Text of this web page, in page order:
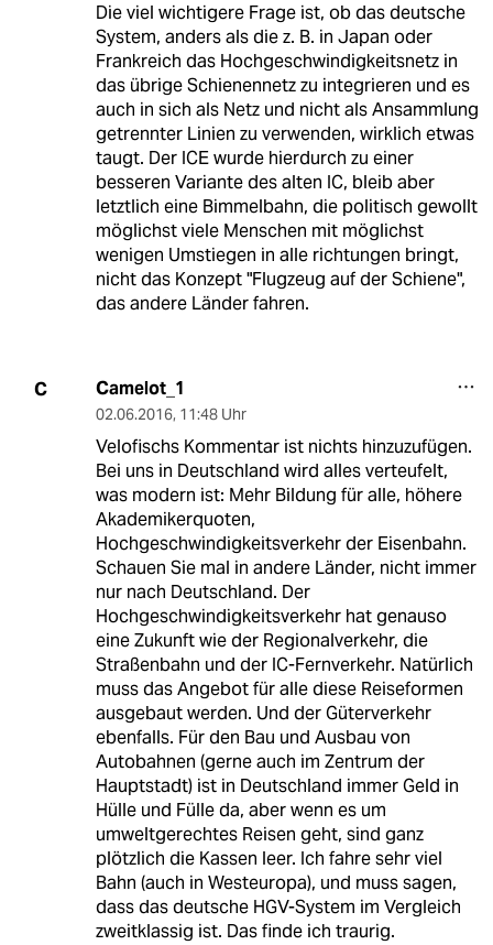
Die viel wichtigere Frage ist, ob das deutsche
System, anders als die z. B. in Japan oder
Frankreich das Hochgeschwindigkeitsnetz in
das übrige Schienennetz zu integrieren und es
auch in sich als Netz und nicht als Ansammlung
getrennter Linien zu verwenden, wirklich etwas
taugt. Der ICE wurde hierdurch zu einer
besseren Variante des alten IC, bleib aber
letztlich eine Bimmelbahn, die politisch gewollt
möglichst viele Menschen mit möglichst
wenigen Umstiegen in alle richtungen bringt,
nicht das Konzept "Flugzeug auf der Schiene",
das andere Länder fahren.
C Camelot_1
02.06.2016, 11:48 Uhr
Velofischs Kommentar ist nichts hinzuzufügen.
Bei uns in Deutschland wird alles verteufelt,
was modern ist: Mehr Bildung für alle, höhere
Akademikerquoten,
Hochgeschwindigkeitsverkehr der Eisenbahn.
Schauen Sie mal in andere Länder, nicht immer
nur nach Deutschland. Der
Hochgeschwindigkeitsverkehr hat genauso
eine Zukunft wie der Regionalverkehr, die
Straßenbahn und der IC-Fernverkehr. Natürlich
muss das Angebot für alle diese Reiseformen
ausgebaut werden. Und der Güterverkehr
ebenfalls. Für den Bau und Ausbau von
Autobahnen (gerne auch im Zentrum der
Hauptstadt) ist in Deutschland immer Geld in
Hülle und Fülle da, aber wenn es um
umweltgerechtes Reisen geht, sind ganz
plötzlich die Kassen leer. Ich fahre sehr viel
Bahn (auch in Westeuropa), und muss sagen,
dass das deutsche HGV-System im Vergleich
zweitklassig ist. Das finde ich traurig.